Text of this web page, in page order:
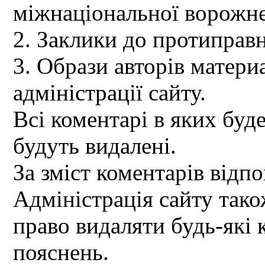
міжнаціональної
2. Заклики до
3. Образи авторів
адміністрації сайту.
Всі коментарі в яких
будуть видалені.
За зміст коментарів
Адміністрація сайту
право видаляти будь-які
пояснень.